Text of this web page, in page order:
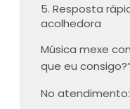
5. Resposta
acolhedora
Música mexe
que eu
No atendimento: